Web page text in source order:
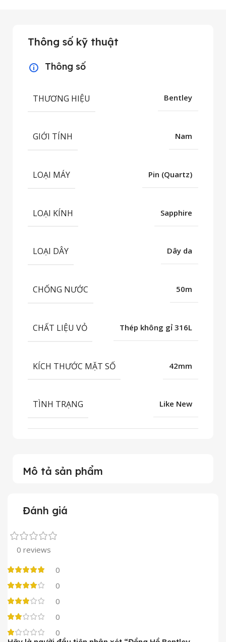
Mô tả sản phẩm
Thông số kỹ thuật
Thông số
THƯƠNG HIỆU Bentley
GIỚI TÍNH Nam
LOẠI MÁY Pin (Quartz)
LOẠI KÍNH Sapphire
LOẠI DÂY Dây da
CHỐNG NƯỚC 50m
CHẤT LIỆU VỎ Thép không gỉ 316L
KÍCH THƯỚC MẶT SỐ 42mm
TÌNH TRẠNG Like New
Đánh giá
0 reviews
0
0
0
0
0